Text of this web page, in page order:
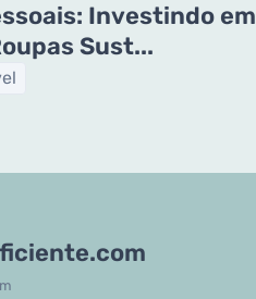
Investindo em
Sust...